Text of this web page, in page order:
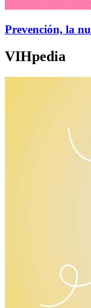
Prevención, la
VIHpedia